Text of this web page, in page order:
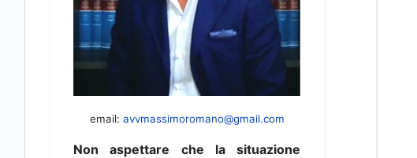
email: avvmassimoromano@gmail.com
Non aspettare che la situazione